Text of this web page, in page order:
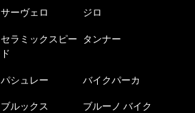
サーヴェロ ジロ
セラミックスピー
ド
タンナー
パシュレー バイクパーカ
ブルックス ブルーノ バイク